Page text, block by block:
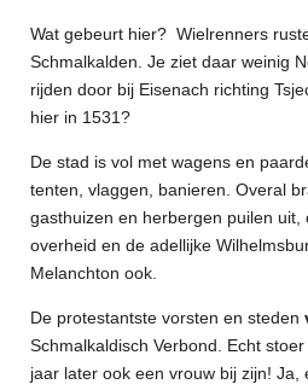
Wat gebeurt hier? Wielrenners
Schmalkalden. Je ziet daar weinig
rijden door bij Eisenach richting
hier in 1531?
De stad is vol met wagens en
tenten, vlaggen, banieren. Overal
gasthuizen en herbergen puilen
overheid en de adellijke
Melanchton ook.
De protestantste vorsten en steden
Schmalkaldisch Verbond. Echt
jaar later ook een vrouw bij zijn! Ja,